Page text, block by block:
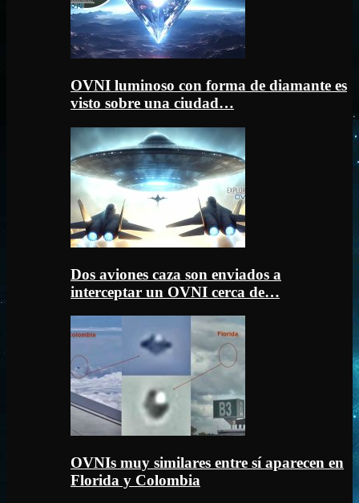
OVNI luminoso con forma de diamante es
visto sobre una ciudad…
Dos aviones caza son enviados a
interceptar un OVNI cerca de…
OVNIs muy similares entre sí aparecen en
Florida y Colombia